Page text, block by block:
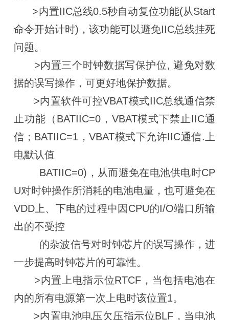
>内置IIC总线0.5秒自动复位功能(从Start
命令开始计时)，该功能可以避免IIC总线挂死
问题。
>内置三个时钟数据写保护位, 避免对数
据的误写操作，可更好地保护数据。
>内置软件可控VBAT模式IIC总线通信禁
止功能（BATIIC=0，VBAT模式下禁止IIC通
信；BATIIC=1，VBAT模式下允许IIC通信.上
电默认值
BATIIC=0)，从而避免在电池供电时CP
U对时钟操作所消耗的电池电量，也可避免在
VDD上、下电的过程中因CPU的I/O端口所输
出的不受控
的杂波信号对时钟芯片的误写操作，进
一步提高时钟芯片的可靠性。
>内置上电指示位RTCF，当包括电池在
内的所有电源第一次上电时该位置1。
>内置电池电压欠压指示位BLF，当电池